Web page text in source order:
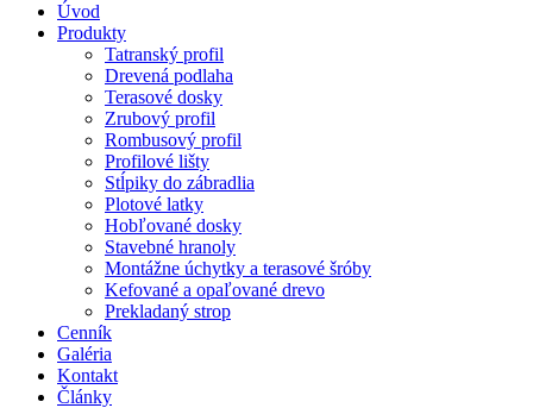
Úvod
Produkty
Tatranský profil
Drevená podlaha
Terasové dosky
Zrubový profil
Rombusový profil
Profilové lišty
Stĺpiky do zábradlia
Plotové latky
Hobľované dosky
Stavebné hranoly
Montážne úchytky a terasové šróby
Kefované a opaľované drevo
Prekladaný strop
Cenník
Galéria
Kontakt
Články